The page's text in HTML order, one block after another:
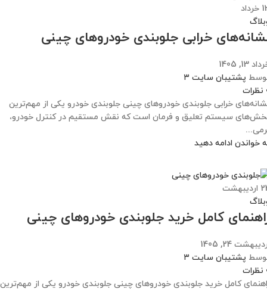
خرداد
خرابی جلوبندی خودروهای چینی
13, 1405
پشتیبان سایت ۳
نظرات
خرابی جلوبندی خودروهای چینی جلوبندی خودرو یکی از مهم‌ترین
سیستم تعلیق و فرمان است که نقش مستقیم در کنترل خودرو،
خواندن ادامه دهید
اردیبهشت
کامل خرید جلوبندی خودروهای چینی
24, 1405
پشتیبان سایت ۳
نظرات
کامل خرید جلوبندی خودروهای چینی جلوبندی خودرو یکی از مهم‌ترین